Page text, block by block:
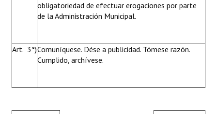
obligatoriedad de efectuar erogaciones por parte
de la Administración Municipal.
Art. 3°)Comuníquese. Dése a publicidad. Tómese razón.
Cumplido, archívese.